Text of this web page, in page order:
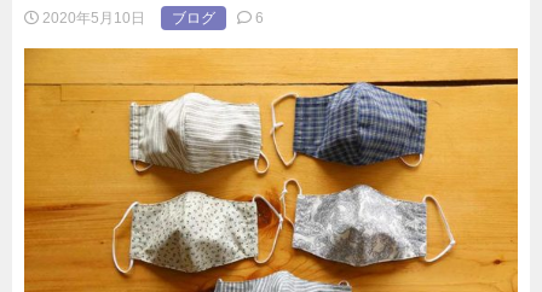
2020年5月10日 ブログ 6